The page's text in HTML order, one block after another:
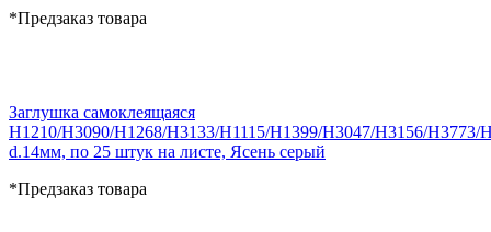
*Предзаказ товара
Заглушка самоклеящаяся
H1210/H3090/H1268/H3133/H1115/H1399/H3047/H3156/H3773/
d.14мм, по 25 штук на листе, Ясень серый
*Предзаказ товара